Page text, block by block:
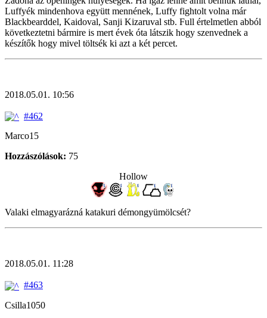
Luffyék mindenhova együtt mennének, Luffy fightolt volna már
Blackbearddel, Kaidoval, Sanji Kizaruval stb. Full értelmetlen abból
következtetni bármire is mert évek óta látszik hogy szenvednek a
készítők hogy mivel töltsék ki azt a két percet.
2018.05.01. 10:56
#462
Marco15
Hozzászólások: 75
Hollow
Valaki elmagyarázná katakuri démongyümölcsét?
2018.05.01. 11:28
#463
Csilla1050